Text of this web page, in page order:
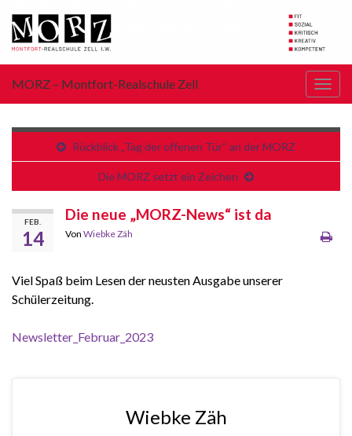
MORZ – Montfort-Realschule Zell
Rückblick „Tag der offenen Tür“ an der MORZ
Die MORZ setzt ein Zeichen
FEB.
14
Die neue „MORZ-News“ ist da
Von Wiebke Zäh
Viel Spaß beim Lesen der neusten Ausgabe unserer
Schülerzeitung.
Newsletter_Februar_2023
Wiebke Zäh